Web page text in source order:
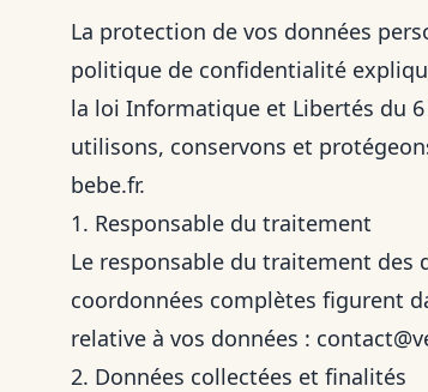
La protection de vos données
politique de confidentialité
la loi Informatique et Libertés du
utilisons, conservons et
bebe.fr.
1. Responsable du traitement
Le responsable du traitement des
coordonnées complètes figurent
relative à vos données :
2. Données collectées et finalités